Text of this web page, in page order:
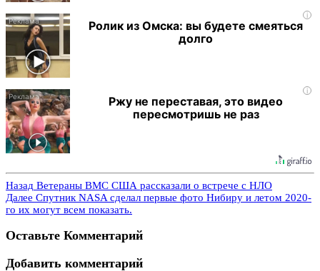
i
Ролик из Омска: вы будете смеяться
долго
i
Ржу не переставая, это видео
пересмотришь не раз
Назад Ветераны ВМС США рассказали о встрече с НЛО
Далее Спутник NASA сделал первые фото Нибиру и летом 2020-
го их могут всем показать.
Оставьте Комментарий
Добавить комментарий